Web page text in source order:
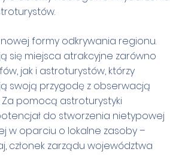
formy odkrywania regionu.
się miejsca atrakcyjne zarówno
jak i astroturystów, którzy
swoją przygodę z obserwacją
pomocą astroturystyki
do stworzenia nietypowej
w oparciu o lokalne zasoby –
członek zarządu województwa